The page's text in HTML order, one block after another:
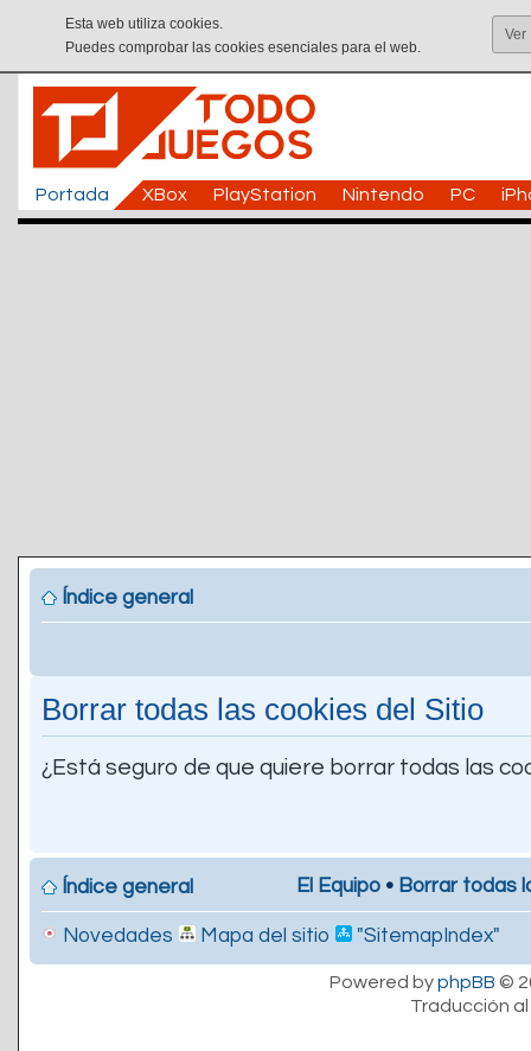
Esta web utiliza cookies.
Puedes comprobar las cookies esenciales para el web.
Ver
Portada XBox PlayStation Nintendo PC
Índice general
Borrar todas las cookies del Sitio
¿Está seguro de que quiere borrar todas las
Índice general El Equipo • Borrar todas
Novedades Mapa del sitio "SitemapIndex"
Powered byphpBB ©
Traducción